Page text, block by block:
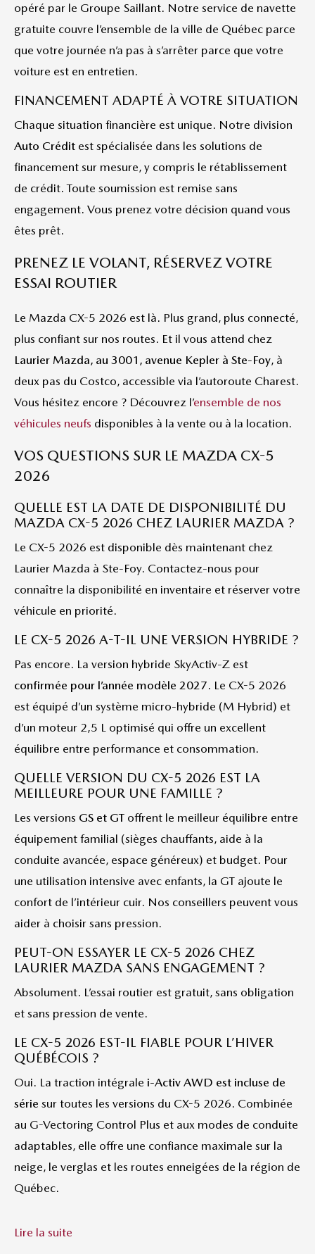
opéré par le Groupe Saillant. Notre service de navette
gratuite couvre l’ensemble de la ville de Québec parce
que votre journée n’a pas à s’arrêter parce que votre
voiture est en entretien.
FINANCEMENT ADAPTÉ À VOTRE SITUATION
Chaque situation financière est unique. Notre division
Auto Crédit est spécialisée dans les solutions de
financement sur mesure, y compris le rétablissement
de crédit. Toute soumission est remise sans
engagement. Vous prenez votre décision quand vous
êtes prêt.
PRENEZ LE VOLANT, RÉSERVEZ VOTRE
ESSAI ROUTIER
Le Mazda CX-5 2026 est là. Plus grand, plus connecté,
plus confiant sur nos routes. Et il vous attend chez
Laurier Mazda, au 3001, avenue Kepler à Ste-Foy, à
deux pas du Costco, accessible via l’autoroute Charest.
Vous hésitez encore ? Découvrez l’ensemble de nos
véhicules neufs disponibles à la vente ou à la location.
VOS QUESTIONS SUR LE MAZDA CX-5
2026
QUELLE EST LA DATE DE DISPONIBILITÉ DU
MAZDA CX-5 2026 CHEZ LAURIER MAZDA ?
Le CX-5 2026 est disponible dès maintenant chez
Laurier Mazda à Ste-Foy. Contactez-nous pour
connaître la disponibilité en inventaire et réserver votre
véhicule en priorité.
LE CX-5 2026 A-T-IL UNE VERSION HYBRIDE ?
Pas encore. La version hybride SkyActiv-Z est
confirmée pour l’année modèle 2027. Le CX-5 2026
est équipé d’un système micro-hybride (M Hybrid) et
d’un moteur 2,5 L optimisé qui offre un excellent
équilibre entre performance et consommation.
QUELLE VERSION DU CX-5 2026 EST LA
MEILLEURE POUR UNE FAMILLE ?
Les versions GS et GT offrent le meilleur équilibre entre
équipement familial (sièges chauffants, aide à la
conduite avancée, espace généreux) et budget. Pour
une utilisation intensive avec enfants, la GT ajoute le
confort de l’intérieur cuir. Nos conseillers peuvent vous
aider à choisir sans pression.
PEUT-ON ESSAYER LE CX-5 2026 CHEZ
LAURIER MAZDA SANS ENGAGEMENT ?
Absolument. L’essai routier est gratuit, sans obligation
et sans pression de vente.
LE CX-5 2026 EST-IL FIABLE POUR L’HIVER
QUÉBÉCOIS ?
Oui. La traction intégrale i-Activ AWD est incluse de
série sur toutes les versions du CX-5 2026. Combinée
au G-Vectoring Control Plus et aux modes de conduite
adaptables, elle offre une confiance maximale sur la
neige, le verglas et les routes enneigées de la région de
Québec.
Lire la suite